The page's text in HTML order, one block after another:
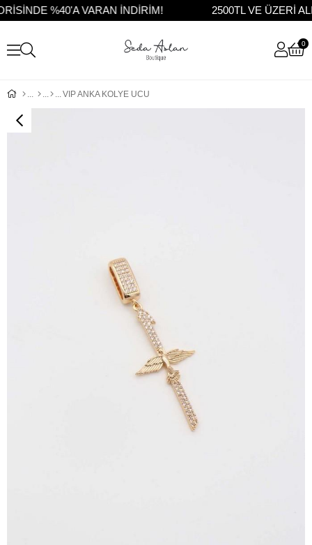
%40'A VARAN İNDİRİM! 2500TL VE ÜZERİ
0
VIP ANKA KOLYE UCU